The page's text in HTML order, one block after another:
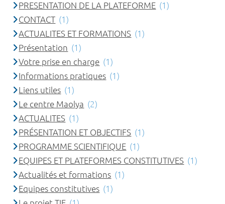
PRESENTATION DE LA PLATEFORME (1)
CONTACT (1)
ACTUALITES ET FORMATIONS (1)
Présentation (1)
Votre prise en charge (1)
Informations pratiques (1)
Liens utiles (1)
Le centre Maolya (2)
ACTUALITES (1)
PRÉSENTATION ET OBJECTIFS (1)
PROGRAMME SCIENTIFIQUE (1)
EQUIPES ET PLATEFORMES CONSTITUTIVES (1)
Actualités et formations (1)
Equipes constitutives (1)